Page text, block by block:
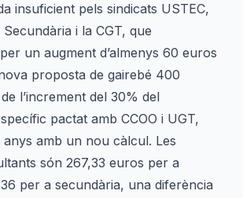
insuficient pels sindicats USTEC,
i la CGT, que
un augment d’almenys 60 euros
proposta de gairebé 400
l’increment del 30% del
pactat amb CCOO i UGT,
amb un nou càlcul. Les
són 267,33 euros per a
per a secundària, una diferència